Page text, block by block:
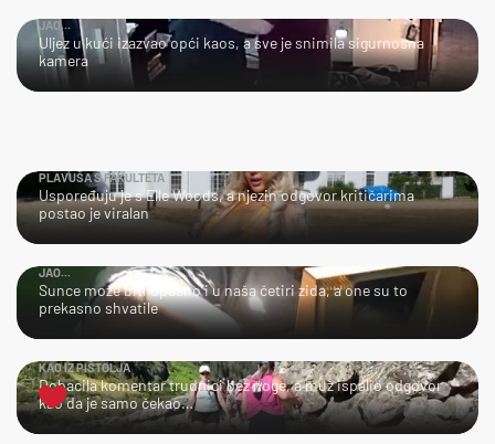
JAO...
Uljez u kući izazvao opći kaos, a sve je snimila sigurnosna
kamera
PLAVUŠA S FAKULTETA
Uspoređuju je s Elle Woods, a njezin odgovor kritičarima
postao je viralan
JAO...
Sunce može biti opasno i u naša četiri zida, a one su to
prekasno shvatile
KAO IZ PIŠTOLJA
Dobacila komentar trudnici bez noge, a muž ispalio odgovor
kao da je samo čekao…